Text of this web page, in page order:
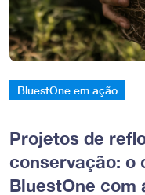
BluestOne em ação
Projetos de
conservação: o
BluestOne com